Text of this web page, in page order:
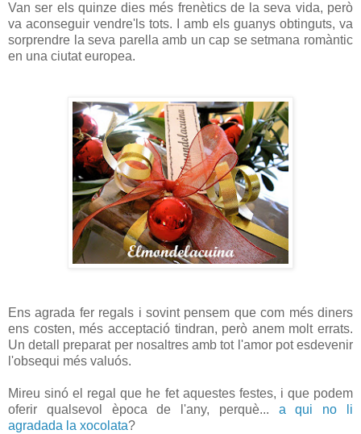
Van ser els quinze dies més frenètics de la seva vida, però
va aconseguir vendre'ls tots. I amb els guanys obtinguts, va
sorprendre la seva parella amb un cap se setmana romàntic
en una ciutat europea.
Ens agrada fer regals i sovint pensem que com més diners
ens costen, més acceptació tindran, però anem molt errats.
Un detall preparat per nosaltres amb tot l'amor pot esdevenir
l'obsequi més valuós.
Mireu sinó el regal que he fet aquestes festes, i que podem
oferir qualsevol època de l'any, perquè... a qui no li
agradada la xocolata?